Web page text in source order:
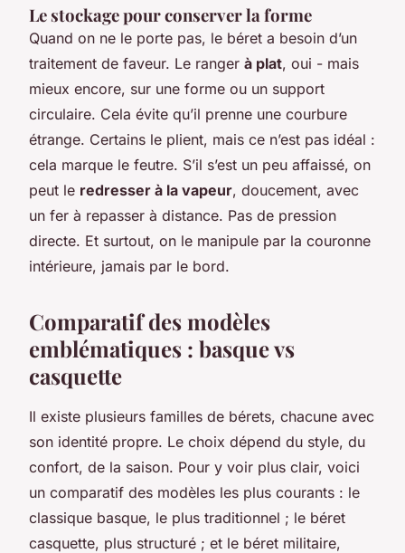
Le stockage pour conserver la forme
Quand on ne le porte pas, le béret a besoin d’un
traitement de faveur. Le ranger à plat, oui - mais
mieux encore, sur une forme ou un support
circulaire. Cela évite qu’il prenne une courbure
étrange. Certains le plient, mais ce n’est pas idéal :
cela marque le feutre. S’il s’est un peu affaissé, on
peut le redresser à la vapeur, doucement, avec
un fer à repasser à distance. Pas de pression
directe. Et surtout, on le manipule par la couronne
intérieure, jamais par le bord.
Comparatif des modèles
emblématiques : basque vs
casquette
Il existe plusieurs familles de bérets, chacune avec
son identité propre. Le choix dépend du style, du
confort, de la saison. Pour y voir plus clair, voici
un comparatif des modèles les plus courants : le
classique basque, le plus traditionnel ; le béret
casquette, plus structuré ; et le béret militaire,